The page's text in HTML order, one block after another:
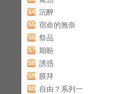
54 沉醉
55 宿命的無奈
56 祭品
57 期盼
58 誘惑
59 膜拜
60 自由？系列一